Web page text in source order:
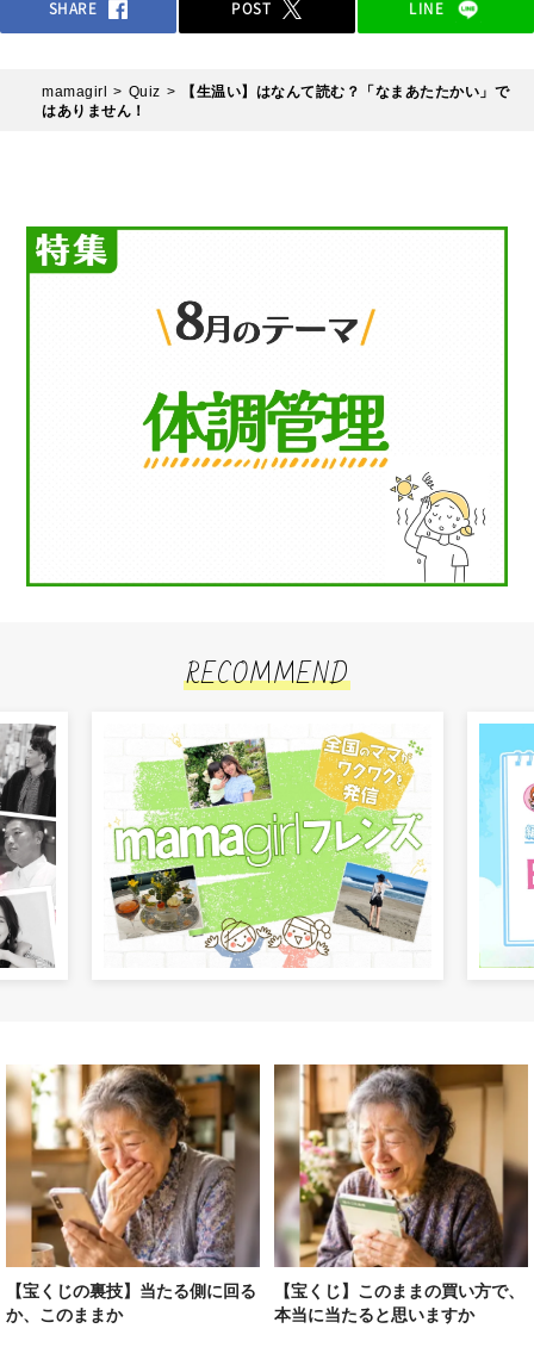
SHARE POST LINE
mamagirl Quiz
【生温い】はなんて読む？「なまあたたかい」で
はありません！
RECOMMEND
【宝くじの裏技】当たる側に回る
か、このままか
【宝くじ】このままの買い方で、
本当に当たると思いますか